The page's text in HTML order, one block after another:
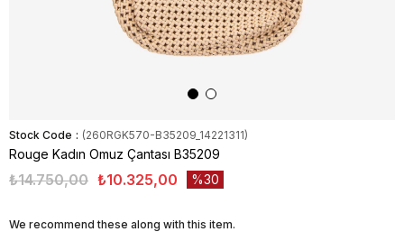
Stock Code (260RGK570-B35209_14221311)
Rouge Kadın Omuz Çantası B35209
₺14.750,00 ₺10.325,00 30
We recommend these along with this item.